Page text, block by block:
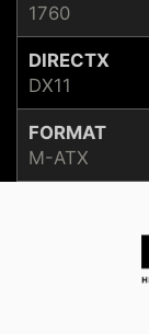
1760
DIRECTX
DX11
FORMAT
M-ATX